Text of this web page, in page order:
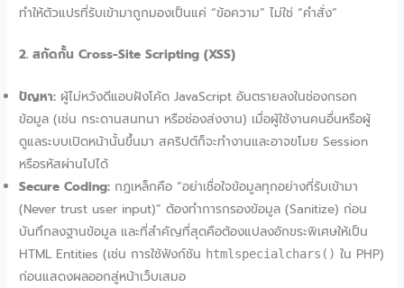
ทำให้ตัวแปรที่รับเข้ามาถูกมองเป็นแค่ “ข้อความ” ไม่ใช่ “คำสั่ง”
2. สกัดกั้น Cross-Site Scripting (XSS)
ปัญหา: ผู้ไม่หวังดีแอบฝังโค้ด JavaScript อันตรายลงในช่องกรอก
ข้อมูล (เช่น กระดานสนทนา หรือช่องส่งงาน) เมื่อผู้ใช้งานคนอื่นหรือผู้
ดูแลระบบเปิดหน้านั้นขึ้นมา สคริปต์ก็จะทำงานและอาจขโมย Session
หรือรหัสผ่านไปได้
Secure Coding: กฎเหล็กคือ “อย่าเชื่อใจข้อมูลทุกอย่างที่รับเข้ามา
(Never trust user input)” ต้องทำการกรองข้อมูล (Sanitize) ก่อน
บันทึกลงฐานข้อมูล และที่สำคัญที่สุดคือต้องแปลงอักขระพิเศษให้เป็น
HTML Entities (เช่น การใช้ฟังก์ชัน htmlspecialchars() ใน PHP)
ก่อนแสดงผลออกสู่หน้าเว็บเสมอ